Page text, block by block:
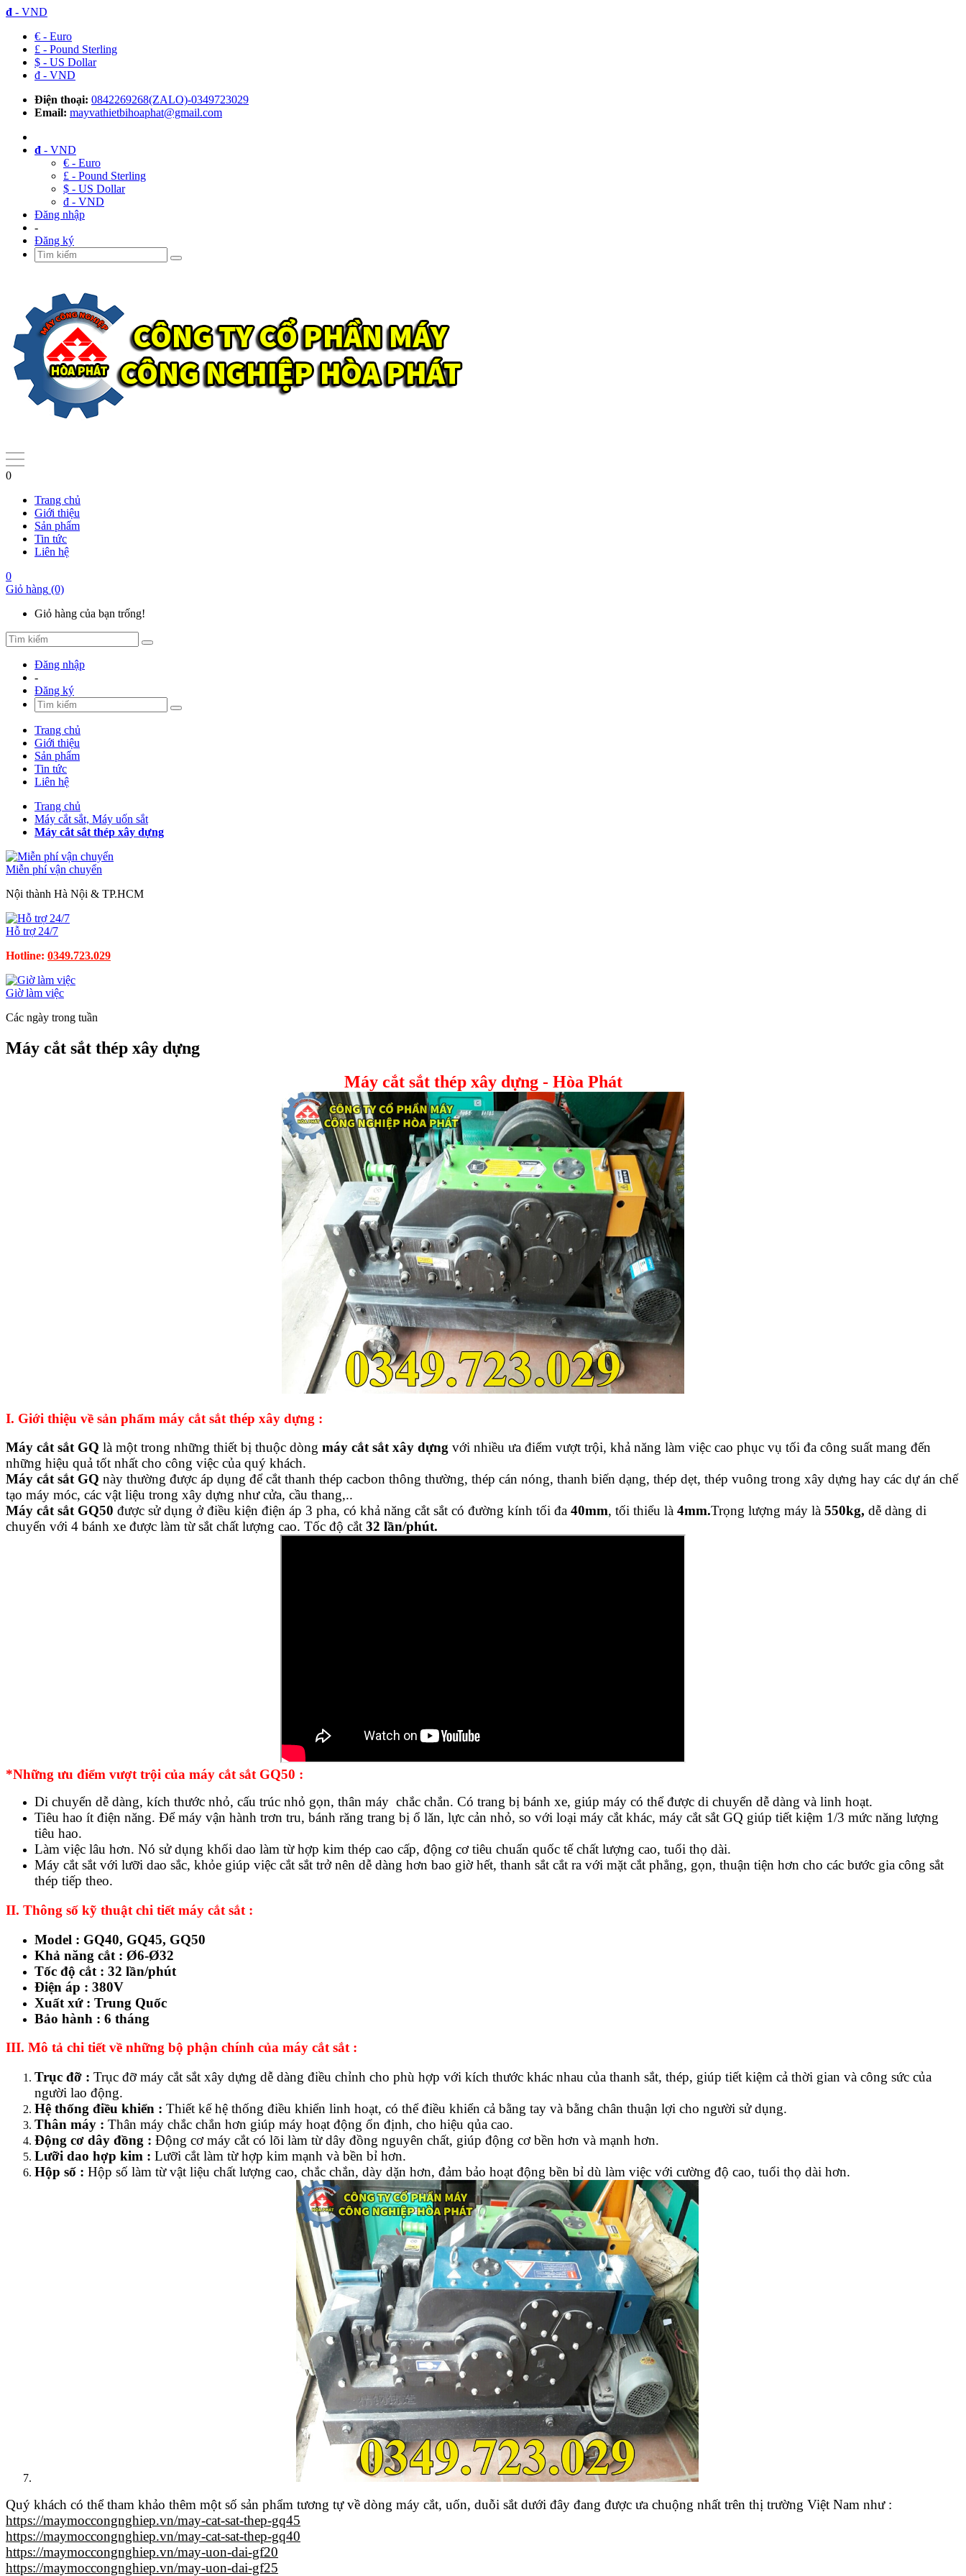
đ - VND
€ - Euro
£ - Pound Sterling
$ - US Dollar
đ - VND
Điện thoại: 0842269268(ZALO)-0349723029
Email: mayvathietbihoaphat@gmail.com
đ - VND
€ - Euro
£ - Pound Sterling
$ - US Dollar
đ - VND
Đăng nhập
-
Đăng ký
0
Trang chủ
Giới thiệu
Sản phẩm
Tin tức
Liên hệ
0
Giỏ hàng (0)
Giỏ hàng của bạn trống!
Đăng nhập
-
Đăng ký
Trang chủ
Giới thiệu
Sản phẩm
Tin tức
Liên hệ
Trang chủ
Máy cắt sắt, Máy uốn sắt
Máy cắt sắt thép xây dựng
Miễn phí vận chuyển
Nội thành Hà Nội & TP.HCM
Hỗ trợ 24/7
Hotline: 0349.723.029
Giờ làm việc
Các ngày trong tuần
Máy cắt sắt thép xây dựng
Máy cắt sắt thép xây dựng - Hòa Phát
I. Giới thiệu về sản phẩm máy cắt sắt thép xây dựng :
Máy cắt sắt GQ là một trong những thiết bị thuộc dòng máy cắt sắt xây dựng với nhiều ưa điểm vượt trội, khả năng làm việc cao phục vụ tối đa công suất mang đến
những hiệu quả tốt nhất cho công việc của quý khách.
Máy cắt sắt GQ này thường được áp dụng để cắt thanh thép cacbon thông thường, thép cán nóng, thanh biến dạng, thép dẹt, thép vuông trong xây dựng hay các dự án chế
tạo máy móc, các vật liệu trong xây dựng như cửa, cầu thang,..
Máy cắt sắt GQ50 được sử dụng ở điều kiện điện áp 3 pha, có khả năng cắt sắt có đường kính tối đa 40mm, tối thiểu là 4mm.Trọng lượng máy là 550kg, dễ dàng di
chuyển với 4 bánh xe được làm từ sắt chất lượng cao. Tốc độ cắt 32 lần/phút.
*Những ưu điểm vượt trội của máy cắt sắt GQ50 :
Di chuyển dễ dàng, kích thước nhỏ, cấu trúc nhỏ gọn, thân máy chắc chắn. Có trang bị bánh xe, giúp máy có thể được di chuyển dễ dàng và linh hoạt.
Tiêu hao ít điện năng. Để máy vận hành trơn tru, bánh răng trang bị ổ lăn, lực cản nhỏ, so với loại máy cắt khác, máy cắt sắt GQ giúp tiết kiệm 1/3 mức năng lượng
tiêu hao.
Làm việc lâu hơn. Nó sử dụng khối dao làm từ hợp kim thép cao cấp, động cơ tiêu chuẩn quốc tế chất lượng cao, tuổi thọ dài.
Máy cắt sắt với lưỡi dao sắc, khỏe giúp việc cắt sắt trở nên dễ dàng hơn bao giờ hết, thanh sắt cắt ra với mặt cắt phẳng, gọn, thuận tiện hơn cho các bước gia công sắt
thép tiếp theo.
II. Thông số kỹ thuật chi tiết máy cắt sắt :
Model : GQ40, GQ45, GQ50
Khả năng cắt : Ø6-Ø32
Tốc độ cắt : 32 lần/phút
Điện áp : 380V
Xuất xứ : Trung Quốc
Bảo hành : 6 tháng
III. Mô tả chi tiết về những bộ phận chính của máy cắt sắt :
Trục đỡ : Trục đỡ máy cắt sắt xây dựng dễ dàng điều chỉnh cho phù hợp với kích thước khác nhau của thanh sắt, thép, giúp tiết kiệm cả thời gian và công sức của
người lao động.
Hệ thống điều khiển : Thiết kế hệ thống điều khiển linh hoạt, có thể điều khiển cả bằng tay và bằng chân thuận lợi cho người sử dụng.
Thân máy : Thân máy chắc chắn hơn giúp máy hoạt động ổn định, cho hiệu qủa cao.
Động cơ dây đồng : Động cơ máy cắt có lõi làm từ dây đồng nguyên chất, giúp động cơ bền hơn và mạnh hơn.
Lưỡi dao hợp kim : Lưỡi cắt làm từ hợp kim mạnh và bền bỉ hơn.
Hộp số : Hộp số làm từ vật liệu chất lượng cao, chắc chắn, dày dặn hơn, đảm bảo hoạt động bền bỉ dù làm việc với cường độ cao, tuổi thọ dài hơn.
Quý khách có thể tham khảo thêm một số sản phẩm tương tự về dòng máy cắt, uốn, duỗi sắt dưới đây đang được ưa chuộng nhất trên thị trường Việt Nam như :
https://maymoccongnghiep.vn/may-cat-sat-thep-gq45
https://maymoccongnghiep.vn/may-cat-sat-thep-gq40
https://maymoccongnghiep.vn/may-uon-dai-gf20
https://maymoccongnghiep.vn/may-uon-dai-gf25